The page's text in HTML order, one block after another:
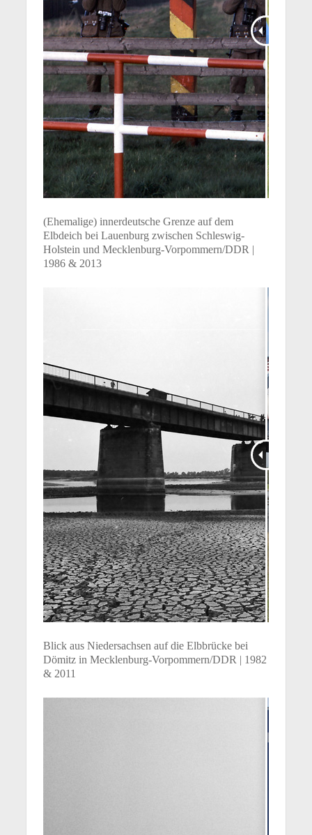
(Ehemalige) innerdeutsche Grenze auf dem
Elbdeich bei Lauenburg zwischen Schleswig-
Holstein und Mecklenburg-Vorpommern/DDR |
1986 & 2013
Blick aus Niedersachsen auf die Elbbrücke bei
Dömitz in Mecklenburg-Vorpommern/DDR | 1982
& 2011